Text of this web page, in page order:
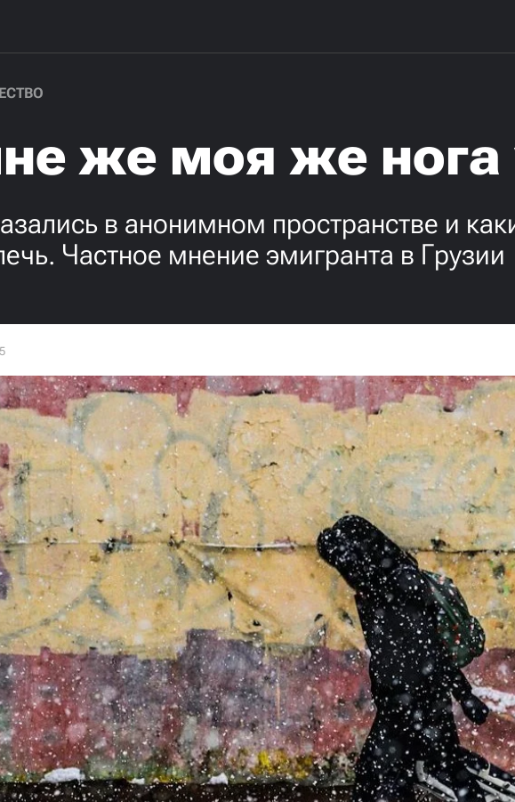
же моя же нога
в анонимном пространстве и
Частное мнение эмигранта в Грузии